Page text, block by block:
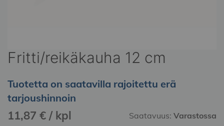
Fritti/reikäkauha 12 cm
Tuotetta on saatavilla rajoitettu erä
tarjoushinnoin
11,87 € / kpl Saatavuus: Varastossa
Skip
to
beginning
of
the
images